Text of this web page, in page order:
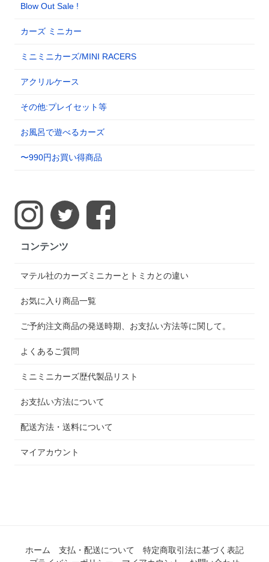
Blow Out Sale !
カーズ ミニカー
ミニミニカーズ/MINI RACERS
アクリルケース
その他:プレイセット等
お風呂で遊べるカーズ
〜990円お買い得商品
コンテンツ
マテル社のカーズミニカーとトミカとの違い
お気に入り商品一覧
ご予約注文商品の発送時期、お支払い方法等に関して。
よくあるご質問
ミニミニカーズ歴代製品リスト
お支払い方法について
配送方法・送料について
マイアカウント
ホーム 支払・配送について
特定商取引法に基づく表記